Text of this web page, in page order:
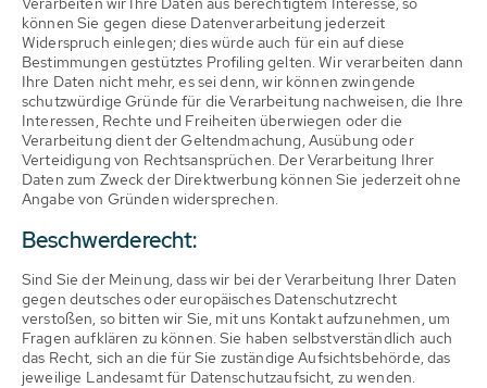
können Sie gegen diese Datenverarbeitung jederzeit
Widerspruch einlegen; dies würde auch für ein auf diese
Bestimmungen gestütztes Profiling gelten. Wir verarbeiten dann
Ihre Daten nicht mehr, es sei denn, wir können zwingende
schutzwürdige Gründe für die Verarbeitung nachweisen, die Ihre
Interessen, Rechte und Freiheiten überwiegen oder die
Verarbeitung dient der Geltendmachung, Ausübung oder
Verteidigung von Rechtsansprüchen. Der Verarbeitung Ihrer
Daten zum Zweck der Direktwerbung können Sie jederzeit ohne
Angabe von Gründen widersprechen.
Beschwerderecht:
Sind Sie der Meinung, dass wir bei der Verarbeitung Ihrer Daten
gegen deutsches oder europäisches Datenschutzrecht
verstoßen, so bitten wir Sie, mit uns Kontakt aufzunehmen, um
Fragen aufklären zu können. Sie haben selbstverständlich auch
das Recht, sich an die für Sie zuständige Aufsichtsbehörde, das
jeweilige Landesamt für Datenschutzaufsicht, zu wenden.